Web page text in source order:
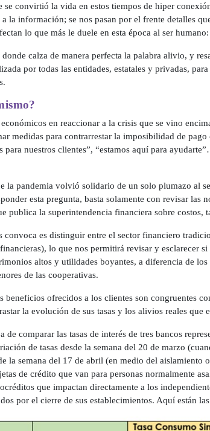
se convirtió la vida en estos tiempos de hiper
la información; se nos pasan por el frente detalles
lo que más le duele en esta época al ser
calza de manera perfecta la palabra alivio, y
por todas las entidades, estatales y privadas,
en reaccionar a la crisis que se vino
medidas para contrarrestar la imposibilidad de pago
nuestros clientes”, “estamos aquí para
la pandemia volvió solidario de un solo plumazo al
esta pregunta, basta solamente con revisar las
publica la superintendencia financiera sobre costos,
convoca es distinguir entre el sector financiero
lo que nos permitirá revisar y esclarecer
altos y utilidades boyantes, a diferencia de
de las cooperativas.
beneficios ofrecidos a los clientes son congruentes
la evolución de sus tasas y los alivios reales que
de comparar las tasas de interés de tres bancos
de tasas desde la semana del 20 de marzo
la semana del 17 de abril (en medio del aislamiento
de crédito que van para personas normalmente
que impactan directamente a los
por el cierre de sus establecimientos. Aquí están